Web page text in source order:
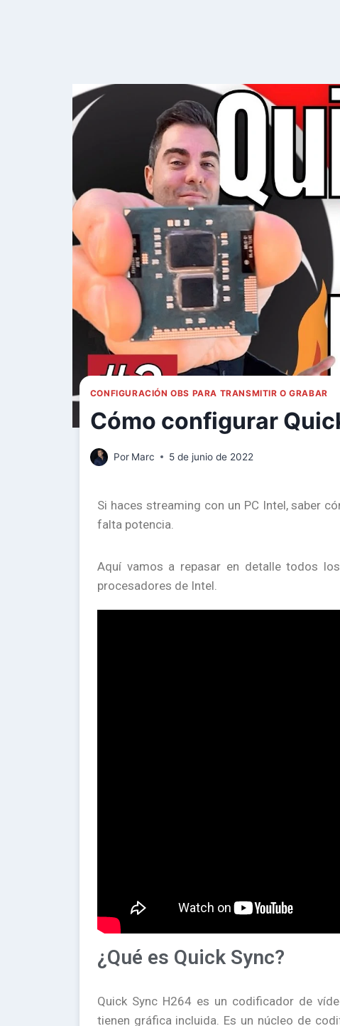
CONFIGURACIÓN OBS PARA TRANSMITIR O GRABAR
Cómo configurar
Por Marc 5 de junio de 2022
Si haces streaming con un PC Intel, saber
falta potencia.
Aquí vamos a repasar en detalle todos
procesadores de Intel.
¿Qué es Quick Sync?
Quick Sync H264 es un codificador de
tienen gráfica incluida. Es un núcleo de